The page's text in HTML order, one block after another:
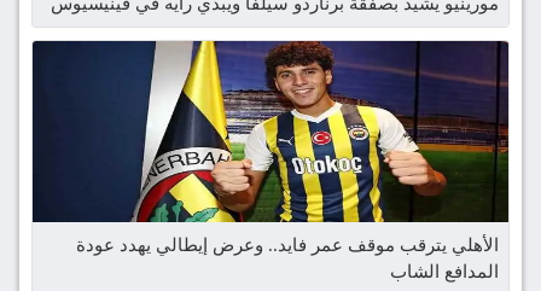
الأهلي يترقب موقف عمر فايد.. وعرض إيطالي يهدد عودة
المدافع الشاب